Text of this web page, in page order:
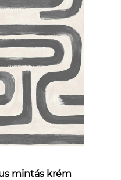
mintás krém